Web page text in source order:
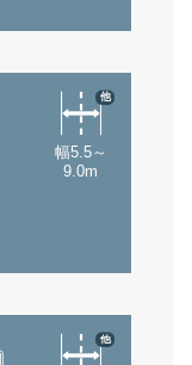
幅5.5～
9.0m
他
他